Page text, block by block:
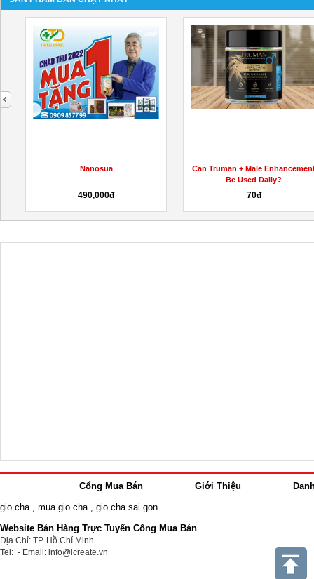
Can Truman + Male Enhancement
Be Used Daily?
next
Cổng Mua Bán Giới Thiệu
gio cha, mua gio cha, gio cha sai gon
Website Bán Hàng Trực Tuyến Cổng Mua Bán
Địa Chỉ: TP. Hồ Chí Minh
Tel: - Email: info@icreate.vn